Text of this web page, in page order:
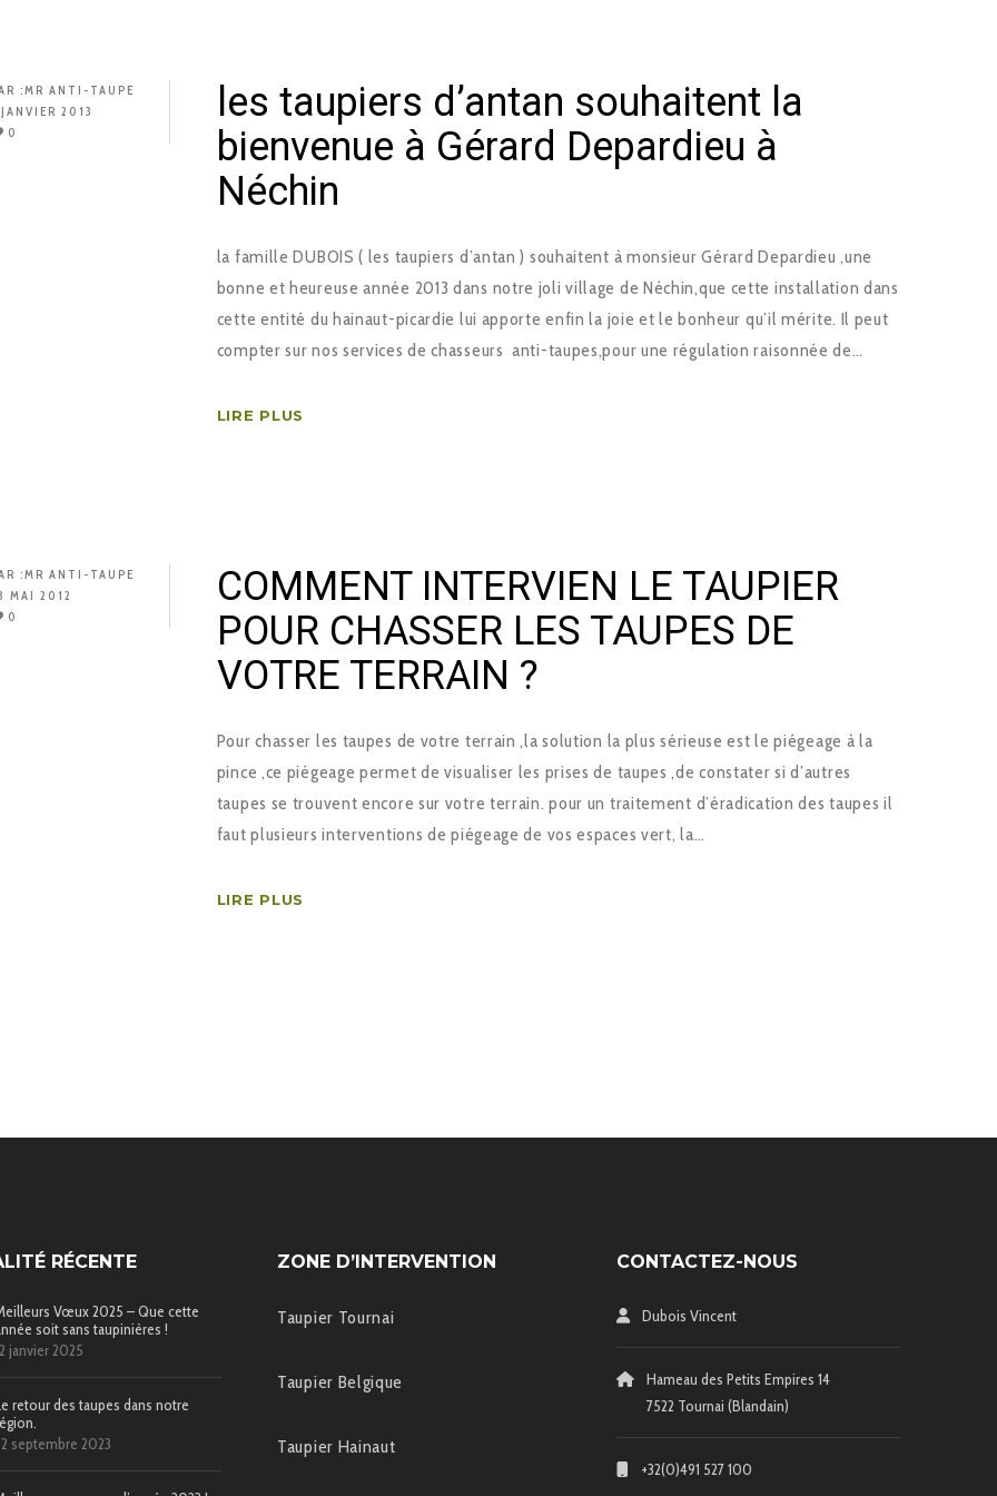
:MR ANTI-TAUPE
2013
0
les taupiers d’antan souhaitent la
bienvenue à Gérard Depardieu à
Néchin
la famille DUBOIS ( les taupiers d’antan ) souhaitent à monsieur Gérard Depardieu ,une
bonne et heureuse année 2013 dans notre joli village de Néchin,que cette installation dans
cette entité du hainaut-picardie lui apporte enfin la joie et le bonheur qu’il mérite. Il peut
compter sur nos services de chasseurs anti-taupes,pour une régulation raisonnée de…
LIRE PLUS
:MR ANTI-TAUPE
MAI 2012
0
COMMENT INTERVIEN LE TAUPIER
POUR CHASSER LES TAUPES DE
VOTRE TERRAIN ?
Pour chasser les taupes de votre terrain ,la solution la plus sérieuse est le piégeage à la
pince ,ce piégeage permet de visualiser les prises de taupes ,de constater si d’autres
taupes se trouvent encore sur votre terrain. pour un traitement d’éradication des taupes il
faut plusieurs interventions de piégeage de vos espaces vert, la…
LIRE PLUS
RÉCENTE
Vœux 2025 – Que cette
soit sans taupinières !
janvier 2025
retour des taupes dans notre
septembre 2023
ZONE D’INTERVENTION
Taupier Tournai
Taupier Belgique
Taupier Hainaut
CONTACTEZ-NOUS
Dubois Vincent
Hameau des Petits Empires 14
7522 Tournai (Blandain)
+32(0)491 527 100